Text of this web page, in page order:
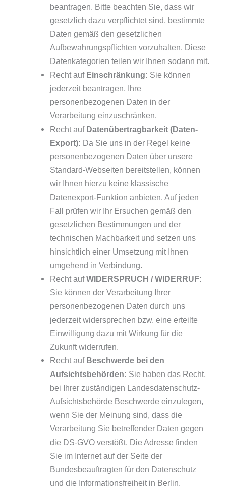
beantragen. Bitte beachten Sie, dass wir
gesetzlich dazu verpflichtet sind, bestimmte
Daten gemäß den gesetzlichen
Aufbewahrungspflichten vorzuhalten. Diese
Datenkategorien teilen wir Ihnen sodann mit.
Recht aufEinschränkung: Sie können
jederzeit beantragen, Ihre
personenbezogenen Daten in der
Verarbeitung einzuschränken.
Recht aufDatenübertragbarkeit (Daten-
Export): Da Sie uns in der Regel keine
personenbezogenen Daten über unsere
Standard-Webseiten bereitstellen, können
wir Ihnen hierzu keine klassische
Datenexport-Funktion anbieten. Auf jeden
Fall prüfen wir Ihr Ersuchen gemäß den
gesetzlichen Bestimmungen und der
technischen Machbarkeit und setzen uns
hinsichtlich einer Umsetzung mit Ihnen
umgehend in Verbindung.
Recht aufWIDERSPRUCH / WIDERRUF:
Sie können der Verarbeitung Ihrer
personenbezogenen Daten durch uns
jederzeit widersprechen bzw. eine erteilte
Einwilligung dazu mit Wirkung für die
Zukunft widerrufen.
Recht aufBeschwerde bei den
Aufsichtsbehörden: Sie haben das Recht,
bei Ihrer zuständigen Landesdatenschutz-
Aufsichtsbehörde Beschwerde einzulegen,
wenn Sie der Meinung sind, dass die
Verarbeitung Sie betreffender Daten gegen
die DS-GVO verstößt. Die Adresse finden
Sie im Internet auf der Seite der
Bundesbeauftragten für den Datenschutz
und die Informationsfreiheit in Berlin.